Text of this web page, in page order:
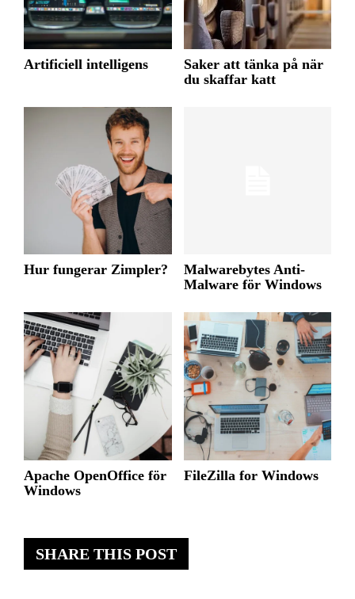
SHARE THIS POST
Artificiell intelligens
Saker att tänka på när
du skaffar katt
Hur fungerar Zimpler?
Malwarebytes Anti-
Malware för Windows
Apache OpenOffice för
Windows
FileZilla for Windows